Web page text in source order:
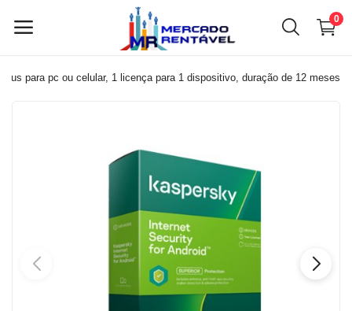
0
para pc ou celular, 1 licença para 1 dispositivo, duração de 12 meses